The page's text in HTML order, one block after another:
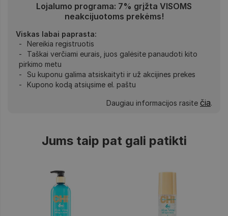
Lojalumo programa: 7% grįžta VISOMS
neakcijuotoms prekėms!
Viskas labai paprasta:
Nereikia registruotis
Taškai verčiami eurais, juos galėsite panaudoti kito
pirkimo metu
Su kuponu galima atsiskaityti ir už akcijines prekes
Kupono kodą atsiųsime el. paštu
Daugiau informacijos rasite čia.
Jums taip pat gali patikti